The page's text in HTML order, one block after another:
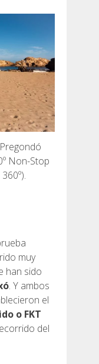
Non-Stop
muy
han sido
. Y ambos
el
o FKT
del